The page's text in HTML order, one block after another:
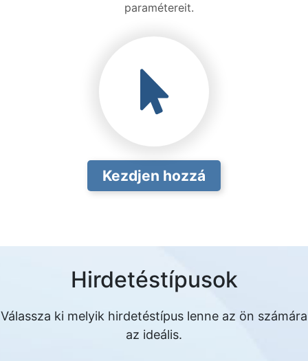
paramétereit.
Kezdjen hozzá
Hirdetéstípusok
Válassza ki melyik hirdetéstípus lenne az ön számára
az ideális.